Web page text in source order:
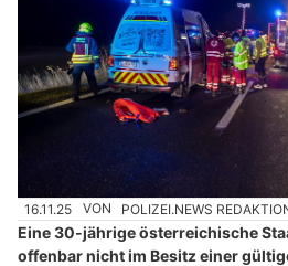
16.11.25 VON POLIZEI.NEWS
Eine 30-jährige österreichische
offenbar nicht im Besitz einer